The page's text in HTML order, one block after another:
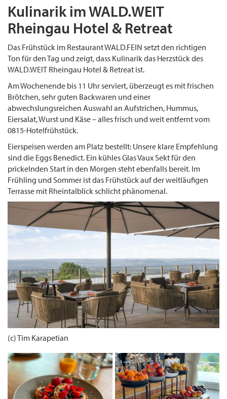
Kulinarik im WALD.WEIT
Rheingau Hotel & Retreat
Das Frühstück im Restaurant WALD.FEIN setzt den richtigen
Ton für den Tag und zeigt, dass Kulinarik das Herzstück des
WALD.WEIT Rheingau Hotel & Retreat ist.
Am Wochenende bis 11 Uhr serviert, überzeugt es mit frischen
Brötchen, sehr guten Backwaren und einer
abwechslungsreichen Auswahl an Aufstrichen, Hummus,
Eiersalat, Wurst und Käse – alles frisch und weit entfernt vom
0815-Hotelfrühstück.
Eierspeisen werden am Platz bestellt: Unsere klare Empfehlung
sind die Eggs Benedict. Ein kühles Glas Vaux Sekt für den
prickelnden Start in den Morgen steht ebenfalls bereit. Im
Frühling und Sommer ist das Frühstück auf der weitläufigen
Terrasse mit Rheintalblick schlicht phänomenal.
(c) Tim Karapetian